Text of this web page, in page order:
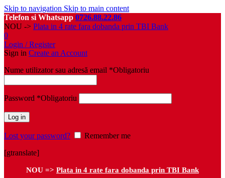
Skip to navigation Skip to main content
Telefon si Whatsapp 0726.88.22.86
NOU -> Plata in 4 rate fara dobanda prin TBI Bank
0
Login / Register
Sign in Create an Account
Nume utilizator sau adresă email *Obligatoriu
Password *Obligatoriu
Log in
Lost your password?
Remember me
[gtranslate]
NOU => Plata in 4 rate fara dobanda prin TBI Bank